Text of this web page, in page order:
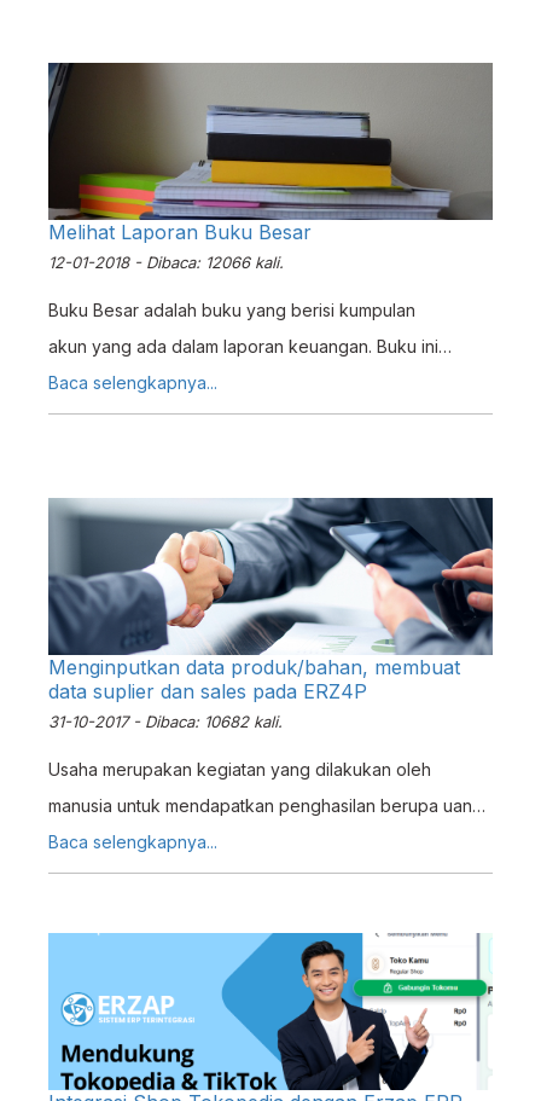
Melihat Laporan Buku Besar
12-01-2018 - Dibaca: 12066 kali.
Buku Besar adalah buku yang berisi kumpulan
akun yang ada dalam laporan keuangan. Buku ini
mencatat perubahan-perubahan yang terjadi pada
masing-masing akun. Setiap transaksi yang telah dicatat
Baca selengkapnya...
Menginputkan data produk/bahan, membuat
data suplier dan sales pada ERZ4P
31-10-2017 - Dibaca: 10682 kali.
Usaha merupakan kegiatan yang dilakukan oleh
manusia untuk mendapatkan penghasilan berupa uang
atau barang yang diperlukan untuk memenuhi
kebutuhan sehari-hari dan mencapai kemakmuran
Baca selengkapnya...